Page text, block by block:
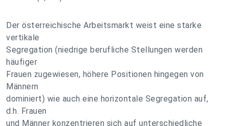
Der österreichische Arbeitsmarkt weist eine starke
vertikale
Segregation (niedrige berufliche Stellungen werden
häufiger
Frauen zugewiesen, höhere Positionen hingegen von
Männern
dominiert) wie auch eine horizontale Segregation auf,
d.h. Frauen
und Männer konzentrieren sich auf unterschiedliche